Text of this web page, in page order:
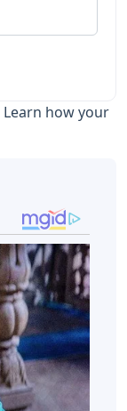
Learn how your